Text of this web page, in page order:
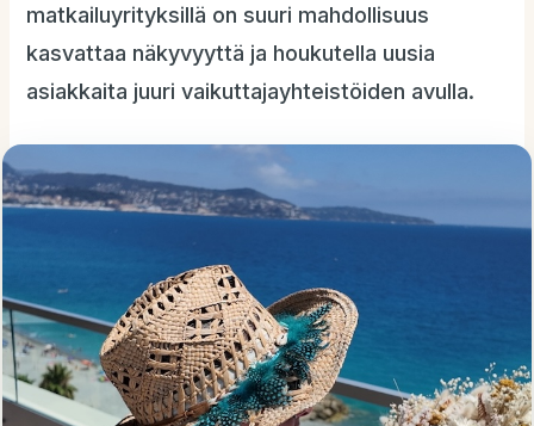
matkailuyrityksillä on suuri mahdollisuus
kasvattaa näkyvyyttä ja houkutella uusia
asiakkaita juuri vaikuttajayhteistöiden avulla.